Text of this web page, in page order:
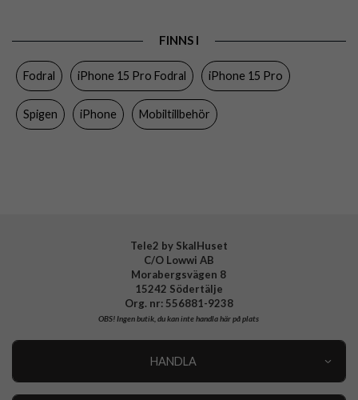
Axelrem, Handrem, Kortfack, Stativfunktion
Färg
Material Konstläder, Mjukplast (TPU)
Varumärke
FINNS I
Fodral iPhone 15 Pro Fodral iPhone 15 Pro
Spigen iPhone Mobiltillbehör
Tele2 by SkalHuset
C/O Lowwi AB
Morabergsvägen 8
15242 Södertälje
Org. nr: 556881-9238
OBS!Ingen butik, du kan inte handla här på plats
HANDLA